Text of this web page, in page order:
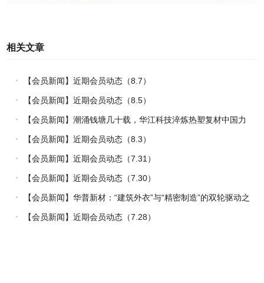
相关文章
【会员新闻】近期会员动态（8.7）
【会员新闻】近期会员动态（8.5）
【会员新闻】潮涌钱塘几十载，华江科技淬炼热塑复材中国力
量
【会员新闻】近期会员动态（8.3）
【会员新闻】近期会员动态（7.31）
【会员新闻】近期会员动态（7.30）
【会员新闻】华普新材：“建筑外衣”与“精密制造”的双轮驱动之
路
【会员新闻】近期会员动态（7.28）